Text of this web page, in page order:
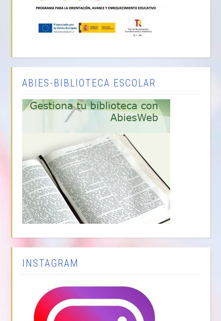
ABIES-BIBLIOTECA ESCOLAR
INSTAGRAM